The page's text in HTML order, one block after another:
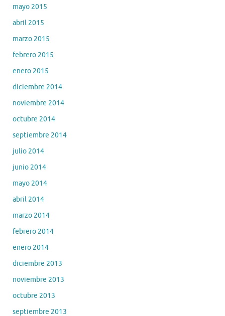
mayo 2015
abril 2015
marzo 2015
febrero 2015
enero 2015
diciembre 2014
noviembre 2014
octubre 2014
septiembre 2014
julio 2014
junio 2014
mayo 2014
abril 2014
marzo 2014
febrero 2014
enero 2014
diciembre 2013
noviembre 2013
octubre 2013
septiembre 2013